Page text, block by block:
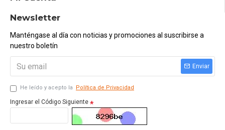
Newsletter
Manténgase al día con noticias y promociones al suscribirse a
nuestro boletín
Enviar
He leído y acepto la Política de Privacidad
Ingresar el Código Siguiente